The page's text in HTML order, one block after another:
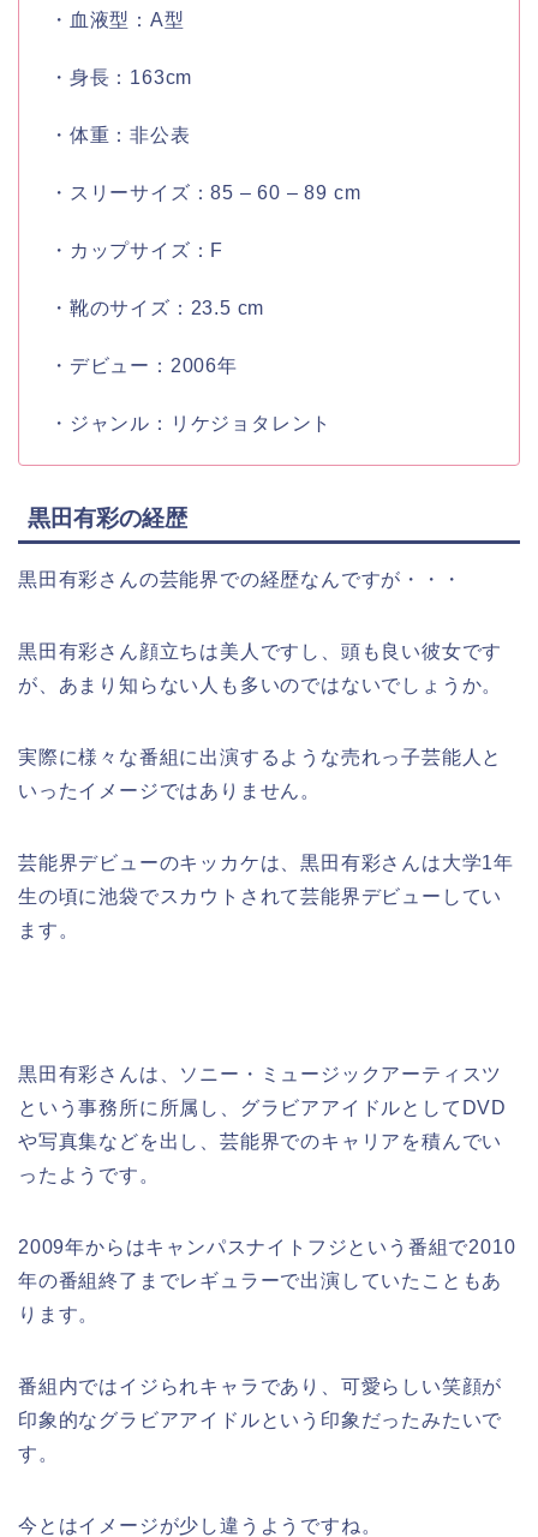
・血液型：A型
・身長：163cm
・体重：非公表
・スリーサイズ：85 – 60 – 89 cm
・カップサイズ：F
・靴のサイズ：23.5 cm
・デビュー：2006年
・ジャンル：リケジョタレント
黒田有彩の経歴
黒田有彩さんの芸能界での経歴なんですが・・・
黒田有彩さん顔立ちは美人ですし、頭も良い彼女です
が、あまり知らない人も多いのではないでしょうか。
実際に様々な番組に出演するような売れっ子芸能人と
いったイメージではありません。
芸能界デビューのキッカケは、黒田有彩さんは大学1年
生の頃に池袋でスカウトされて芸能界デビューしてい
ます。
黒田有彩さんは、ソニー・ミュージックアーティスツ
という事務所に所属し、 グラビアアイドルとしてDVD
や写真集などを出し、芸能界でのキャリアを積んでい
ったようです。
2009年からはキャンパスナイトフジという番組で2010
年の番組終了までレギュラーで出演していたこともあ
ります。
番組内ではイジられキャラであり、可愛らしい笑顔が
印象的なグラビアアイドルという印象だったみたいで
す。
今とはイメージが少し違うようですね。